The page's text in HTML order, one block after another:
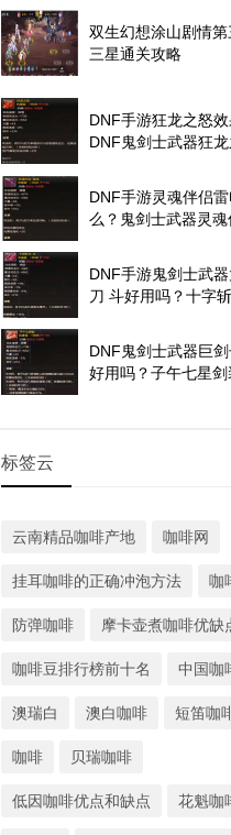
双生幻想涂山剧情
三星通关攻略
DNF手游狂龙之怒
DNF鬼剑士武器狂
DNF手游灵魂伴侣
么？鬼剑士武器灵魂
DNF手游鬼剑士武
刀 斗好用吗？十字斩
DNF鬼剑士武器巨
好用吗？子午七星
标签云
云南精品咖啡产地 咖啡网
挂耳咖啡的正确冲泡方法 咖
防弹咖啡 摩卡壶煮咖啡优缺
咖啡豆排行榜前十名 中国咖
澳瑞白 澳白咖啡 短笛咖
咖啡 贝瑞咖啡
低因咖啡优点和缺点 花魁咖